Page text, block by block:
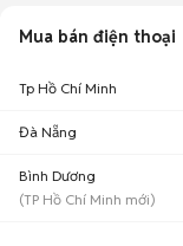
Mua bán điện thoại
Tp Hồ Chí Minh
Đà Nẵng
Bình Dương
(TP Hồ Chí Minh mới)